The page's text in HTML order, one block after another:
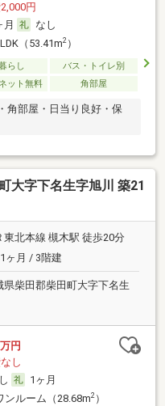
円
月
なし
（53.41m2）
らし
バス・トイレ別
ット無料 角部屋
角部屋・日当り良好・保
大字下名生字旭川 築21
東北本線 槻木駅 徒歩20分
ヶ月 / 3階建
県柴田郡柴田町大字下名生
万円
し
1ヶ月
ンルーム（28.68m2）